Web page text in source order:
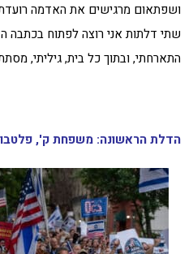
ושפתאום מרגישים את האדמה
שתי דלתות אני רוצה לפתוח בכתבה
התארחתי, ובתוך כל בית, גיליתי,
הדלת הראשונה: משפחת ק',